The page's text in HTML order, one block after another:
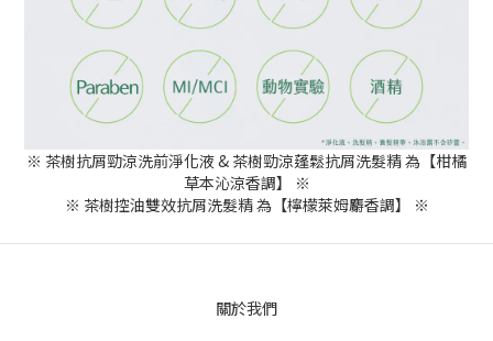
※ 茶樹抗屑勁涼洗前淨化液 & 茶樹勁涼蓬鬆抗屑洗髮精 為【柑橘
草本沁涼香調】 ※
※ 茶樹控油雙效抗屑洗髮精 為【檸檬萊姆麝香調】 ※
關於我們